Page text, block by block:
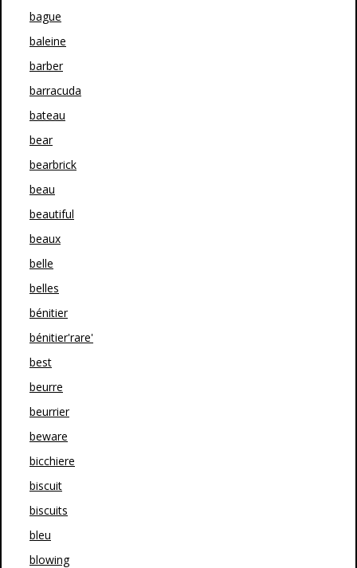
bague
baleine
barber
barracuda
bateau
bear
bearbrick
beau
beautiful
beaux
belle
belles
bénitier
bénitier'rare'
best
beurre
beurrier
beware
bicchiere
biscuit
biscuits
bleu
blowing